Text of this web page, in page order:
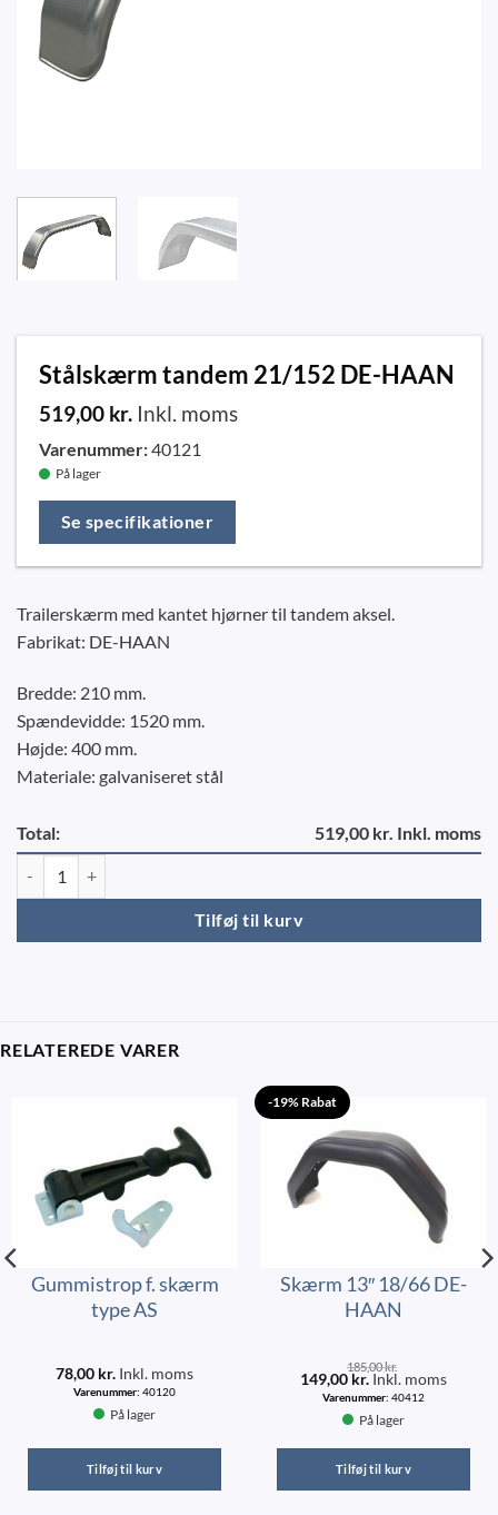
Stålskærm tandem 21/152 DE-HAAN
519,00 kr. Inkl. moms
Varenummer:40121
På lager
Se specifikationer
Trailerskærm med kantet hjørner til tandem aksel.
Fabrikat: DE-HAAN
Bredde: 210 mm.
Spændevidde: 1520 mm.
Højde: 400 mm.
Materiale: galvaniseret stål
Total: 519,00 kr. Inkl. moms
Tilføj til kurv
RELATEREDE VARER
Gummistrop f. skærm
type AS
78,00 kr. Inkl. moms
Varenummer: 40120
På lager
Tilføj til kurv
-19% Rabat
Skærm 13″ 18/66 DE-
HAAN
185,00kr.
149,00 kr. Inkl. moms
Varenummer: 40412
På lager
Tilføj til kurv